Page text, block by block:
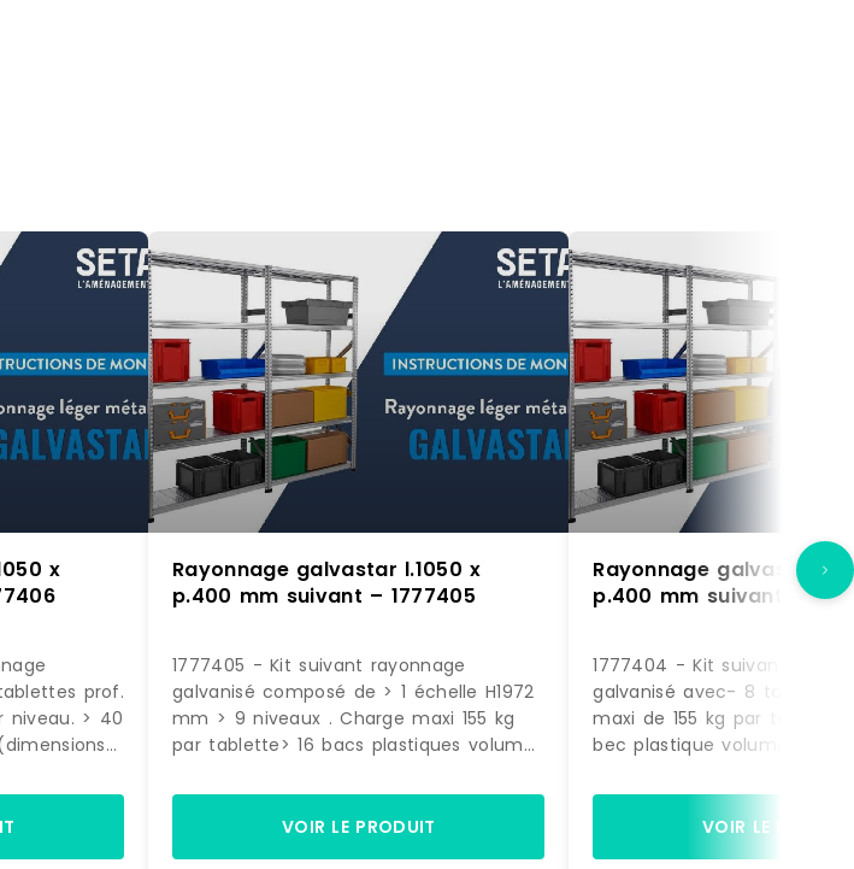
x
prof.
niveau. > 40
x P. 400
Rayonnage galvastar l.1050 x
p.400 mm suivant – 1777405
1777405 - Kit suivant rayonnage
galvanisé composé de > 1 échelle H1972
mm > 9 niveaux . Charge maxi 155 kg
par tablette> 16 bacs plastiques volume
x L. 200 x P. 350 mm. > 16 bacs
plastiques volume 12,5 litres coloris rouge
- Dimensions H. 200 x L. 200 x P. 350
VOIR LE PRODUIT
Rayonnage galvastar
p.400 mm suivant –
1777404 - Kit suivant
galvanisé avec- 8 tablettes.
maxi de 155 kg par
bec plastique volume 12,5
350 mm)Dimensions du
1972 x L. 1090 x P. 400 mm
VOIR LE